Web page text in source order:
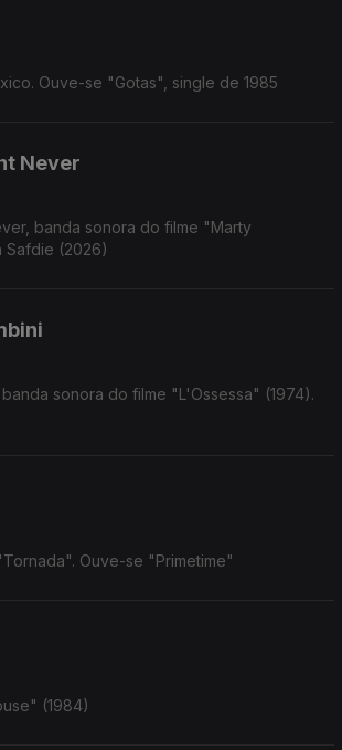
Ouve-se "Gotas", single de 1985
Never
banda sonora do filme "Marty
Safdie (2026)
sonora do filme "L'Ossessa" (1974).
Ouve-se "Primetime"
(1984)